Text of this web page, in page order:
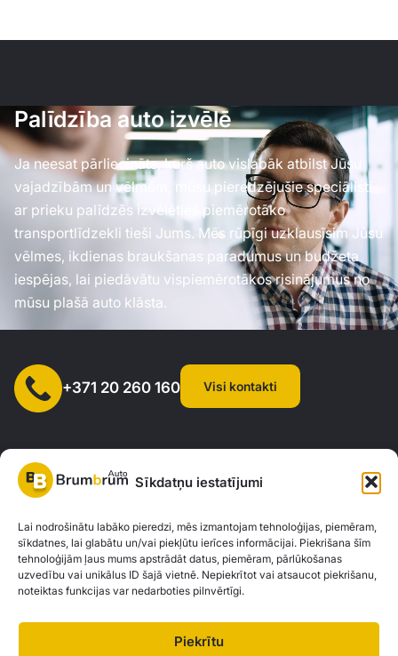
Sīkdatņu iestatījumi
Lai nodrošinātu labāko pieredzi, mēs izmantojam tehnoloģijas, piemēram,
sīkdatnes, lai glabātu un/vai piekļūtu ierīces informācijai. Piekrišana šīm
tehnoloģijām ļaus mums apstrādāt datus, piemēram, pārlūkošanas
uzvedību vai unikālus ID šajā vietnē. Nepiekrītot vai atsaucot piekrišanu,
noteiktas funkcijas var nedarboties pilnvērtīgi.
Piekrītu
Palīdzība auto izvēlē
Ja neesat pārliecināts, kurš auto vislabāk atbilst Jūsu
vajadzībām un vēlmēm, mūsu pieredzējušie speciālisti
ar prieku palīdzēs izvēlēties piemērotāko
transportlīdzekli tieši Jums. Mēs rūpīgi uzklausīsim Jūsu
vēlmes, ikdienas braukšanas paradumus un budžeta
iespējas, lai piedāvātu vispiemērotākos risinājumus no
mūsu plašā auto klāsta.
+371 20 260 160 Visi kontakti
SIA "AUTOCLICK", Reģ. Nr. 40203371960, Adrese: Mazjumpravas
iela 77, Rīga, LV-1063 |20260160
Privātuma politikaKontakti
Brum Brum Auto nav finanšu iestāde, bet sadarbojas ar vairākām bankām un